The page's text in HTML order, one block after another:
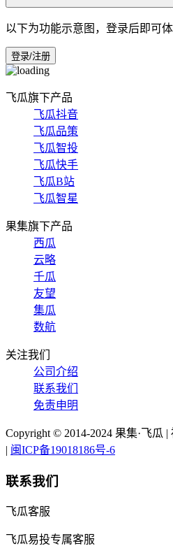
以下为功能示意图，登录后即可
登录/注册
飞瓜旗下产品
飞瓜抖音
飞瓜品策
飞瓜智投
飞瓜快手
飞瓜B站
飞瓜智星
果集旗下产品
西瓜
云略
千瓜
友望
集瓜
数航
关注我们
公司介绍
联系我们
免责申明
Copyright © 2014-2024 果集·飞瓜
| 闽ICP备19018186号-6
联系我们
飞瓜客服
飞瓜易投专属客服